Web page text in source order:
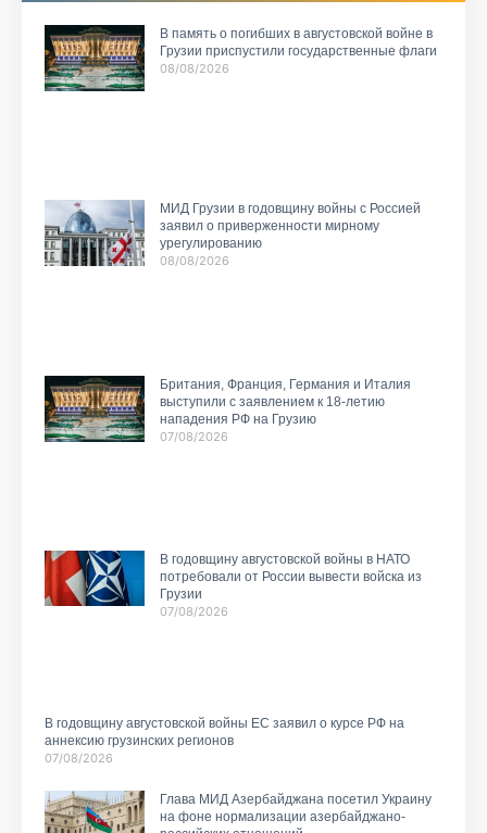
В память о погибших в августовской войне в
Грузии приспустили государственные флаги
08/08/2026
МИД Грузии в годовщину войны с Россией
заявил о приверженности мирному
урегулированию
08/08/2026
Британия, Франция, Германия и Италия
выступили с заявлением к 18-летию
нападения РФ на Грузию
07/08/2026
В годовщину августовской войны в НАТО
потребовали от России вывести войска из
Грузии
07/08/2026
В годовщину августовской войны ЕС заявил о курсе РФ на
аннексию грузинских регионов
07/08/2026
Глава МИД Азербайджана посетил Украину
на фоне нормализации азербайджано-